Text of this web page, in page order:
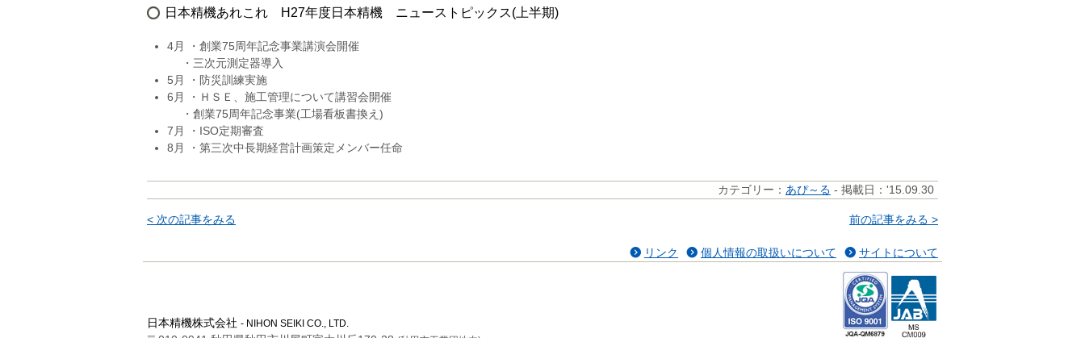
日本精機あれこれ H27年度日本精機 ニューストピックス(上半期)
4月 ・創業75周年記念事業講演会開催
・三次元測定器導入
5月 ・防災訓練実施
6月 ・ＨＳＥ、施工管理について講習会開催
・創業75周年記念事業(工場看板書換え)
7月 ・ISO定期審査
8月 ・第三次中長期経営計画策定メンバー任命
カテゴリー： あぴ～る - 掲載日：'15.09.30
前の記事をみる >
< 次の記事をみる
リンク 個人情報の取扱いについて サイトについて
日本精機株式会社 - NIHON SEIKI CO., LTD.